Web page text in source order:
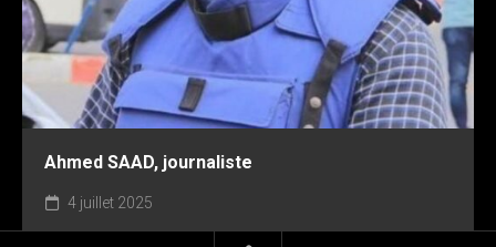
Ahmed SAAD, journaliste
4 juillet 2025